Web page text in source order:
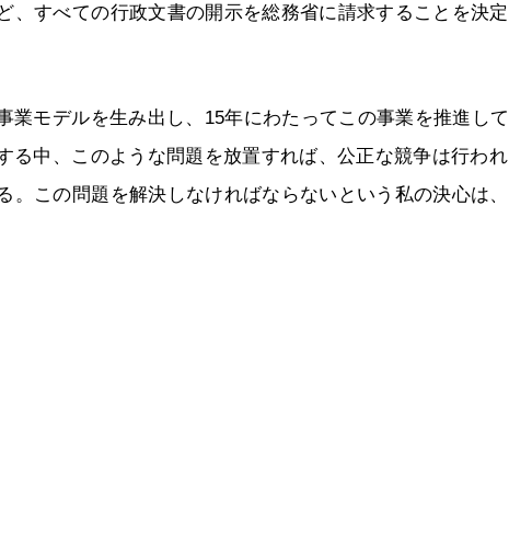
、すべての行政文書の開示を総務省に請求することを決定
業モデルを生み出し、15年にわたってこの事業を推進して
る中、このような問題を放置すれば、公正な競争は行われ
この問題を解決しなければならないという私の決心は、